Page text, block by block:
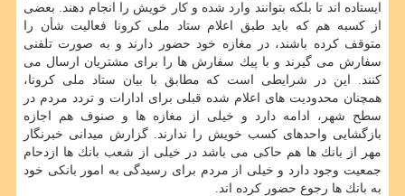
ایستاده اند تا بلكه بتوانند وارد شده و كار خویش را انجام دهند. بعضی
از كسبه هم كه باید طبق اعلام ستاد ملی كرونا فعالیت شأن را
متوقف كرده باشند، در مغازه خود حضور دارند و به صورت تلفنی
سفارش می گیرند و با پیك سفارش ها را برای مشتریان ارسال می
كنند. این در شرایطی است كه مطابق با بیان ستاد ملی كرونا،
همچنان محدودیت های اعلام شده قبلی برای ادارات و تردد مردم در
سطح شهر، ادامه دارد و خیلی از مغازه ها و صنوف هم اجازه
بازگشایی واحدهای كسب خویش را ندارند. گزارش میدانی خبرنگار
مهر از بانك ها هم حاكی می باشد در خیلی از شعب بانك ها ازدحام
جمعیت وجود دارد و خیلی از مردم برای رسیدگی به امور بانكی خود
به بانك ها رجوع حضور كرده اند.